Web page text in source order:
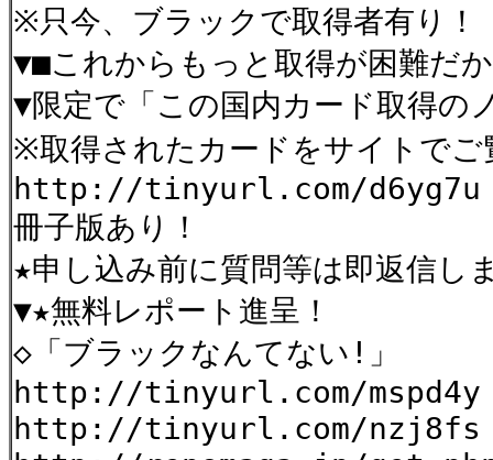
※只今、ブラックで取得者有り！
▼■これからもっと取得が困難だ
▼限定で「この国内カード取得の
※取得されたカードをサイトでご
http://tinyurl.com/d6yg7u
冊子版あり！
★申し込み前に質問等は即返信し
▼★無料レポート進呈！
◇「ブラックなんてない!」
http://tinyurl.com/mspd4y
http://tinyurl.com/nzj8fs